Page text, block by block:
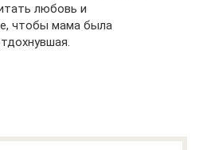
любовь и
чтобы мама была